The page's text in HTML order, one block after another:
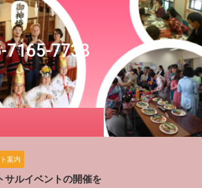
7733
案内
サルイベントの開催を